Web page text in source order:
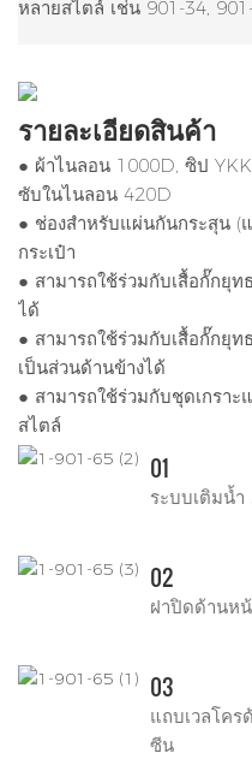
หลายสไตล์ เช่น 901-34,
รายละเอียดสินค้า
● ผ้าไนลอน 1000D, ซิป
ซับในไนลอน 420D
● ช่องสำหรับแผ่นกันกระสุน
กระเป๋า
● สามารถใช้ร่วมกับเสื้อกั๊กยุ
ได้
● สามารถใช้ร่วมกับเสื้อกั๊กยุ
เป็นส่วนด้านข้างได้
● สามารถใช้ร่วมกับชุดเกรา
สไตล์
01
ระบบเติมน้
02
ฝาปิดด้านห
03
แถบเวลโคร
ซีน